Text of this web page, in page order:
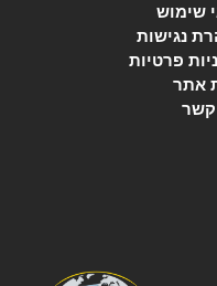
שימוש
נגישות
פרטיות
אתר
קשר